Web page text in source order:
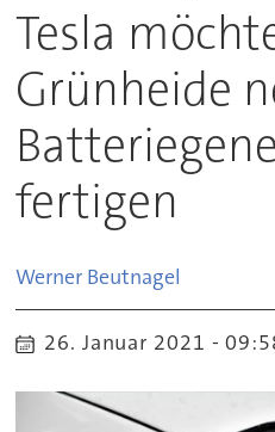
Tesla
Grünheide
fertigen
Werner Beutnagel
26. Januar 2021 -